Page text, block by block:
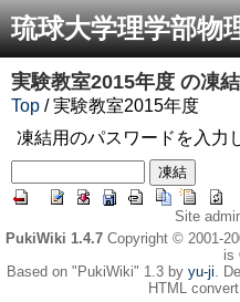
琉球大学理学部物
実験教室2015年度 の凍結
Top / 実験教室2015年度
凍結用のパスワードを入力
Site
PukiWiki 1.4.7 Copyright © 2001-
is
Based on "PukiWiki" 1.3 by yu-ji.
HTML